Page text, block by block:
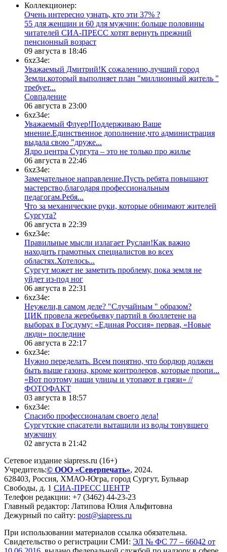
Коллекционер:
Очень интересно узнать, кто эти 37% ?
​55 для женщин и 60 для мужчин: больше половины
читателей СИА-ПРЕСС хотят вернуть прежний
пенсионный возраст
09 августа в 18:46
6xz34e:
Уважаемый Дмитрий!К сожалению,лучший город
Земли.который выполняет план "миллионный житель "
требует...
​Совпадение
06 августа в 23:00
6xz34e:
Уважаемый Флуер!Поддерживаю Ваше
мнение.Единственное дополнение,что администрация
выдала свою "друже...
​Ядро центра Сургута ‒ это не только про жилье
06 августа в 22:46
6xz34e:
Замечательное направление.Пусть ребята повышают
мастерство,благодаря профессиональным
педагогам.Ребя...
​Что за механические руки, которые обнимают жителей
Сургута?
06 августа в 22:39
6xz34e:
Правильные мысли излагает Руслан!Как важно
находить грамотных специалистов во всех
областях.Хотелось...
Сургут может не заметить проблему, пока земля не
уйдет из-под ног
06 августа в 22:31
6xz34e:
Неужели,в самом деле? "Случайным " образом?
ЦИК провела жеребьевку партий в бюллетене на
выборах в Госдуму: «Единая Россия» первая, «Новые
люди» последние
06 августа в 22:17
6xz34e:
Нужно переделать. Всем понятно, что бордюр должен
быть выше газона, кроме контролеров, которые пропи...
«Вот поэтому наши улицы и утопают в грязи» //
ФОТОФАКТ
03 августа в 18:57
6xz34e:
Спасибо профессионалам своего дела!
Сургутские спасатели вытащили из воды тонувшего
мужчину
02 августа в 21:42
Сетевое издание siapress.ru (16+)
Учредитель:© ООО «Северпечать», 2024.
628403, Россия, ХМАО-Югра, город Сургут, Бульвар
Свободы, д. 1 СИА-ПРЕСС ЦЕНТР
Телефон редакции: +7 (3462) 44-23-23
Главный редактор: Латипова Юлия Альфитовна
Дежурный по сайту: post@siapress.ru
При использовании материалов ссылка обязательна.
Свидетельство о регистрации СМИ: ЭЛ № ФС 77 – 66042 от